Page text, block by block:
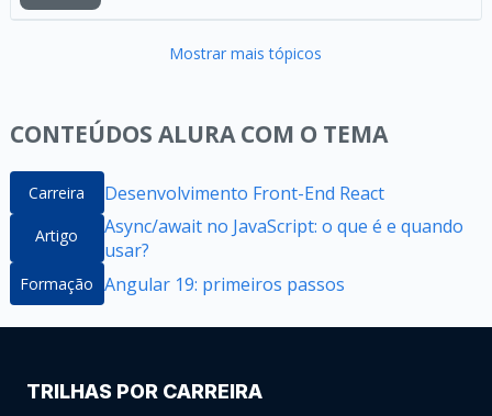
Mostrar mais tópicos
CONTEÚDOS ALURA COM O TEMA
Carreira Desenvolvimento Front-End React
Artigo
Async/await no JavaScript: o que é e quando
usar?
Formação Angular 19: primeiros passos
TRILHAS POR CARREIRA